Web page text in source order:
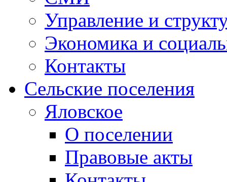
Управление и
Экономика и
Контакты
Сельские поселения
Яловское
О поселении
Правовые акты